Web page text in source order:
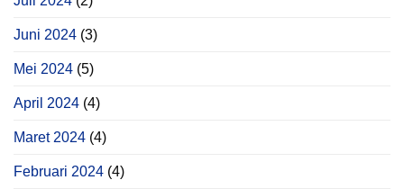
Juni 2024 (3)
Mei 2024 (5)
April 2024 (4)
Maret 2024 (4)
Februari 2024 (4)